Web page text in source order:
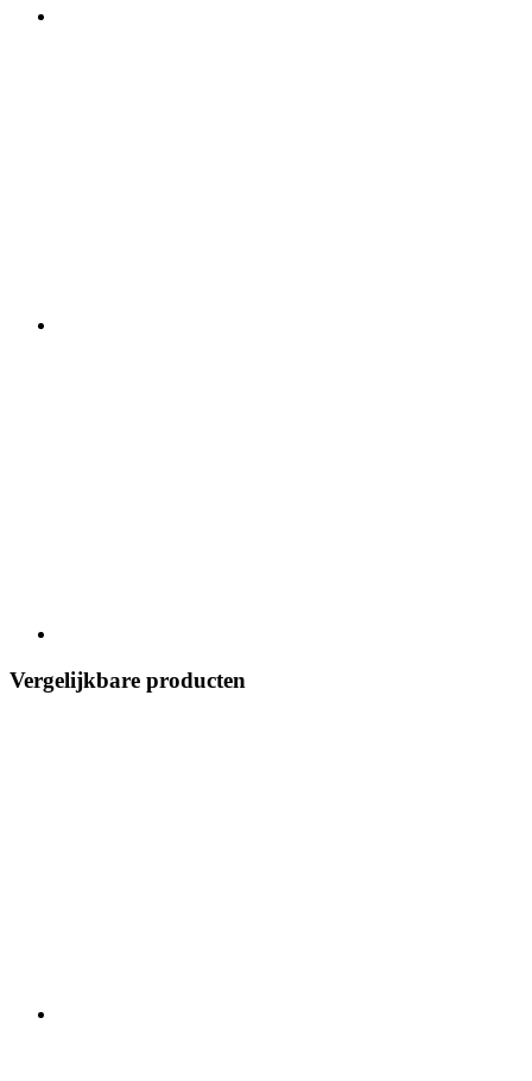
Vergelijkbare producten